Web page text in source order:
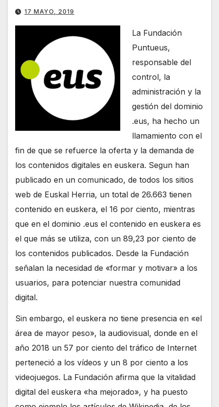
17 MAYO, 2019
La Fundación
Puntueus,
responsable del
control, la
administración y la
gestión del dominio
.eus, ha hecho un
llamamiento con el
fin de que se refuerce la oferta y la demanda de
los contenidos digitales en euskera. Segun han
publicado en un comunicado, de todos los sitios
web de Euskal Herria, un total de 26.663 tienen
contenido en euskera, el 16 por ciento, mientras
que en el dominio .eus el contenido en euskera es
el que más se utiliza, con un 89,23 por ciento de
los contenidos publicados. Desde la Fundación
señalan la necesidad de «formar y motivar» a los
usuarios, para potenciar nuestra comunidad
digital.
Sin embargo, el euskera no tiene presencia en «el
área de mayor peso», la audiovisual, donde en el
año 2018 un 57 por ciento del tráfico de Internet
perteneció a los vídeos y un 8 por ciento a los
videojuegos. La Fundación afirma que la vitalidad
digital del euskera «ha mejorado», y ha puesto